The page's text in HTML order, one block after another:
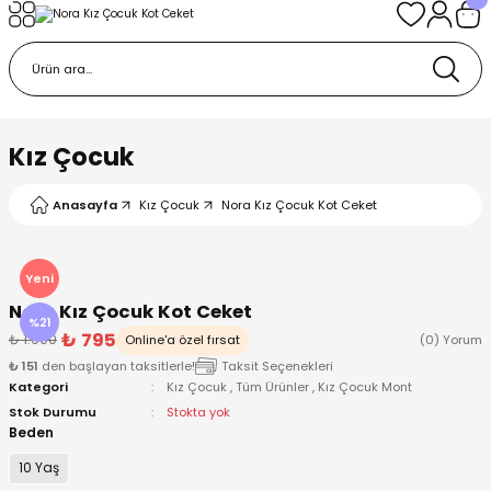
Kız Çocuk
Anasayfa Kız Çocuk Nora Kız Çocuk Kot Ceket
Yeni
%21
Nora Kız Çocuk Kot Ceket
₺ 1.000 ₺ 795 Online'a özel fırsat
(0) Yorum
₺ 151 den başlayan taksitlerle!
Taksit Seçenekleri
Kategori
Kız Çocuk ,Tüm Ürünler , Kız Çocuk Mont
Stok Durumu
Stokta yok
Beden
10 Yaş
Giyim
Bere ve Eldiven
Body
Bere ve Eldiven
Body
ve Patik
Çıkışı ve Zıbın Seti
Ürünleri